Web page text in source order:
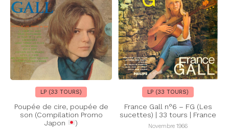
LP (33 TOURS)
Poupée de cire, poupée de
son (Compilation Promo
Japon
)
LP (33 TOURS)
France Gall n°6 – FG (Les
sucettes) | 33 tours | France
Novembre 1966